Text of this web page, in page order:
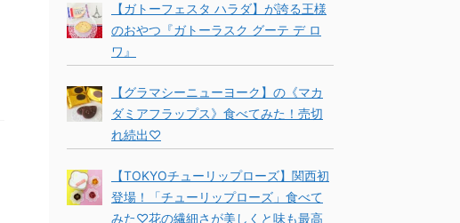
【ガトーフェスタ ハラダ】が誇る王様
のおやつ『ガトーラスク グーテ デ ロ
ワ』
【グラマシーニューヨーク】の《マカ
ダミアフラップス》食べてみた！売切
れ続出♡
【TOKYOチューリップローズ】関西初
登場！「チューリップローズ」食べて
みた♡花の繊細さが美しくと味も最高